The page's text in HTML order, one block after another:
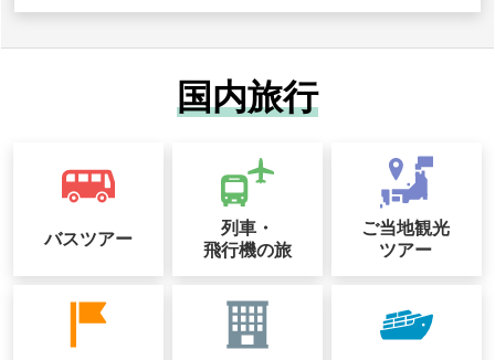
国内旅行
バスツアー
列車・
飛行機の旅
ご当地観光
ツアー